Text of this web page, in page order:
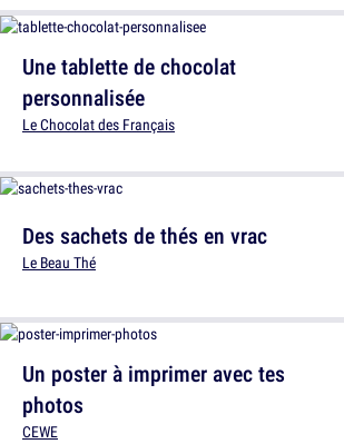
Un poster à imprimer avec tes
photos
CEWE
Une tablette de chocolat
personnalisée
Le Chocolat des Français
Des sachets de thés en vrac
Le Beau Thé